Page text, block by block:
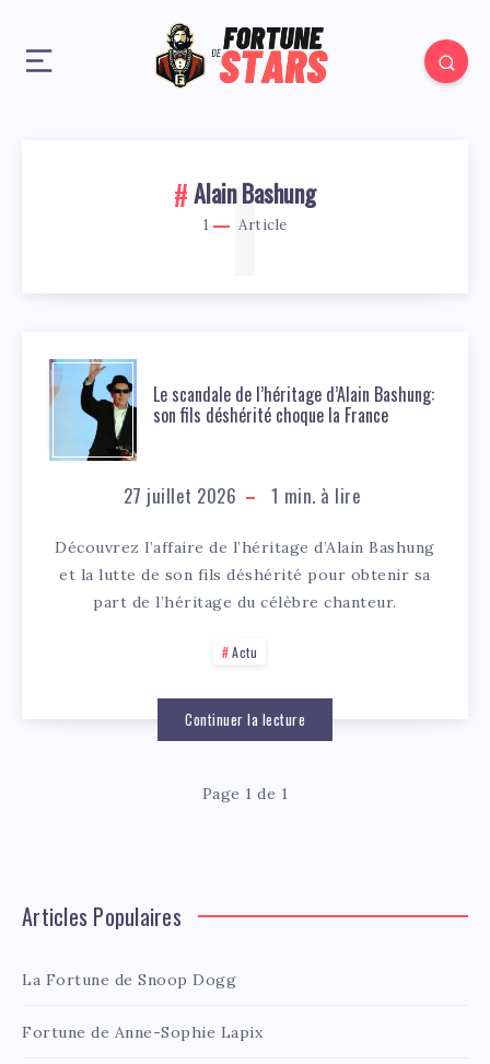
Alain Bashung
1 Article
1
Le scandale de l’héritage d’Alain Bashung:
son fils déshérité choque la France
27 juillet 2026 1 min. à lire
Découvrez l’affaire de l’héritage d’Alain Bashung
et la lutte de son fils déshérité pour obtenir sa
part de l’héritage du célèbre chanteur.
Actu
Continuer la lecture
Page 1 de 1
Articles Populaires
La Fortune de Snoop Dogg
Fortune de Anne-Sophie Lapix